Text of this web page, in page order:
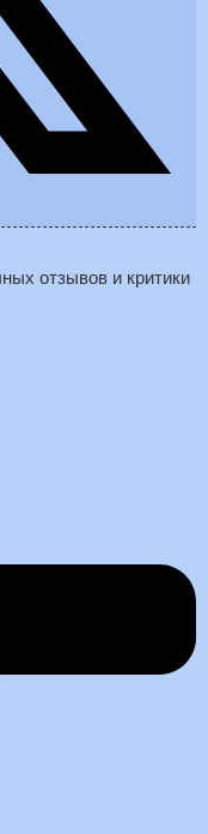
отзывов и критики